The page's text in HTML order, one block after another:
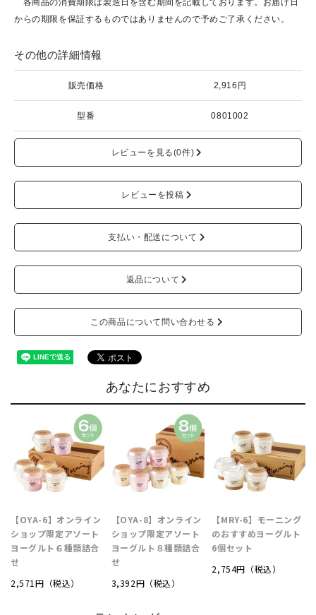
各商品の消費期限は製造日を含む期間を記載しております。お届け日
からの期限を保証するものではありませんので予めご了承ください。
その他の詳細情報
販売価格 2,916円
型番 0801002
レビューを見る(0件)
レビューを投稿
支払い・配送について
返品について
この商品について問い合わせる
あなたにおすすめ
【OYA-6】オンライン
ショップ限定アソート
ヨーグルト６種類詰合
せ
2,571円（税込）
【OYA-8】オンライン
ショップ限定アソート
ヨーグルト８種類詰合
せ
3,392円（税込）
【MRY-6】モーニング
のおすすめヨーグルト
6個セット
2,754円（税込）